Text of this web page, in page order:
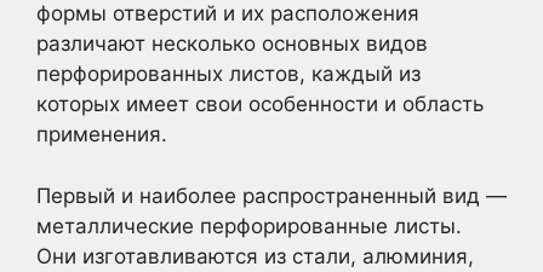
формы отверстий и их расположения
различают несколько основных видов
перфорированных листов, каждый из
которых имеет свои особенности и область
применения.
Первый и наиболее распространенный вид —
металлические перфорированные листы.
Они изготавливаются из стали, алюминия,